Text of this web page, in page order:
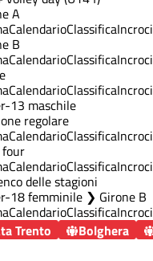
A
CalendarioClassificaIncroci
B
CalendarioClassificaIncroci
CalendarioClassificaIncroci
13 maschile
regolare
CalendarioClassificaIncroci
four
CalendarioClassificaIncroci
delle stagioni
18 femminile ❯ Girone B
CalendarioClassificaIncroci
Trento
Bolghera